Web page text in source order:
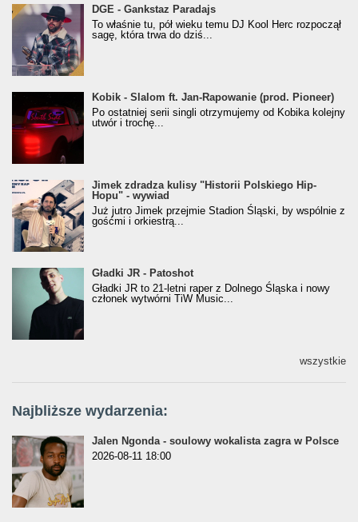
donGURALesko z nagrodą za
Klasyczny/Trueschoolowy Album Roku
(Popkillery 2023)
DGE - Gankstaz Paradajs
To właśnie tu, pół wieku temu DJ Kool Herc rozpoczął
sagę, która trwa do dziś...
Kobik - Slalom ft. Jan-Rapowanie (prod. Pioneer)
[Official Music Visualiser]
Kobik - Slalom ft. Jan-Rapowanie (prod. Pioneer)
Po ostatniej serii singli otrzymujemy od Kobika kolejny
utwór i trochę...
Jimek zdradza kulisy "Historii Polskiego Hip-
Hopu" - wywiad
Jimek zdradza kulisy "Historii Polskiego Hip-
Hopu" - wywiad
Już jutro Jimek przejmie Stadion Śląski, by wspólnie z
gośćmi i orkiestrą...
Gładki JR - Patoshot
Gładki JR - Patoshot
Gładki JR to 21-letni raper z Dolnego Śląska i nowy
członek wytwórni TiW Music...
wszystkie
Najbliższe wydarzenia:
Jalen Ngonda - soulowy wokalista zagra w Polsce
2026-08-11 18:00